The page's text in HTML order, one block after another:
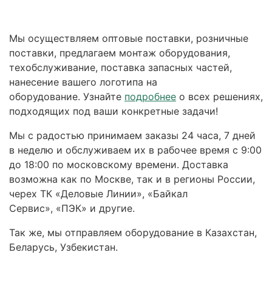
Мы осуществляем оптовые поставки, розничные
поставки, предлагаем монтаж оборудования,
техобслуживание, поставка запасных частей,
нанесение вашего логотипа на
оборудование. Узнайте подробнее о всех решениях,
подходящих под ваши конкретные задачи!
Мы с радостью принимаем заказы 24 часа, 7 дней
в неделю и обслуживаем их в рабочее время с 9:00
до 18:00 по московскому времени. Доставка
возможна как по Москве, так и в регионы России,
черех ТК «Деловые Линии», «Байкал
Сервис», «ПЭК» и другие.
Так же, мы отправляем оборудование в Казахстан,
Беларусь, Узбекистан.